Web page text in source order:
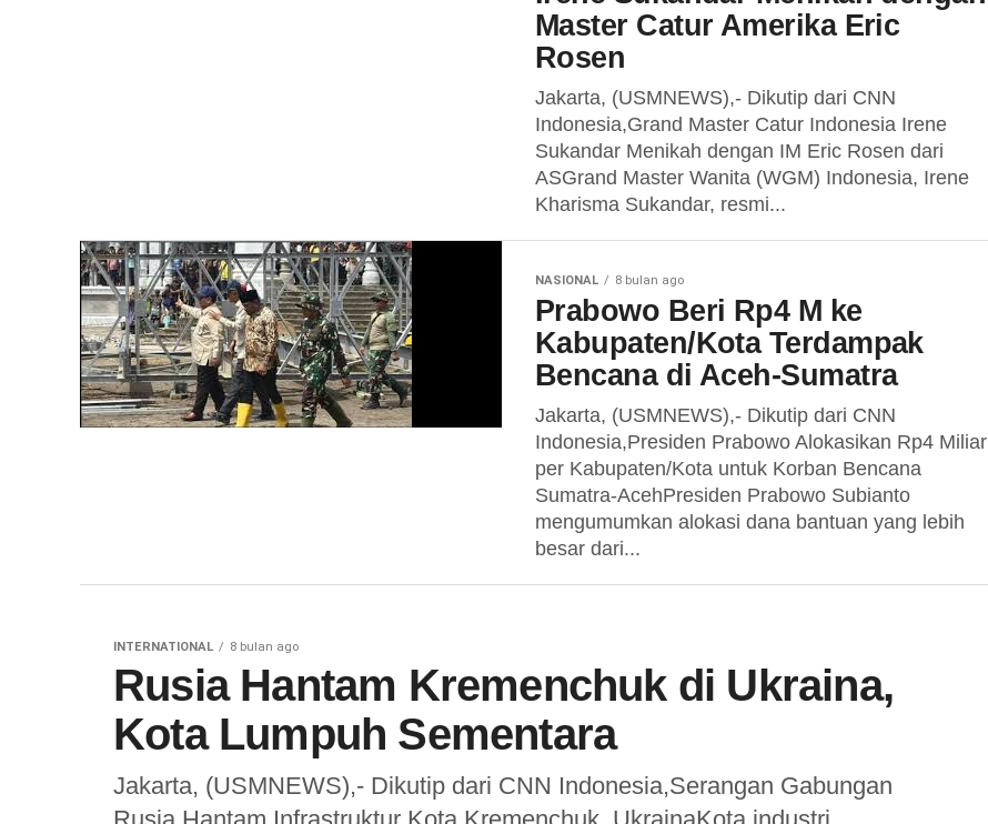
Master Catur Amerika Eric
Rosen
Jakarta, (USMNEWS),- Dikutip dari CNN
Indonesia,Grand Master Catur Indonesia Irene
Sukandar Menikah dengan IM Eric Rosen dari
ASGrand Master Wanita (WGM) Indonesia, Irene
Kharisma Sukandar, resmi...
NASIONAL 8 bulan ago
Prabowo Beri Rp4 M ke
Kabupaten/Kota Terdampak
Bencana di Aceh-Sumatra
Jakarta, (USMNEWS),- Dikutip dari CNN
Indonesia,Presiden Prabowo Alokasikan Rp4 Miliar
per Kabupaten/Kota untuk Korban Bencana
Sumatra-AcehPresiden Prabowo Subianto
mengumumkan alokasi dana bantuan yang lebih
besar dari...
INTERNATIONAL 8 bulan ago
Rusia Hantam Kremenchuk di Ukraina,
Kota Lumpuh Sementara
Jakarta, (USMNEWS),- Dikutip dari CNN Indonesia,Serangan Gabungan